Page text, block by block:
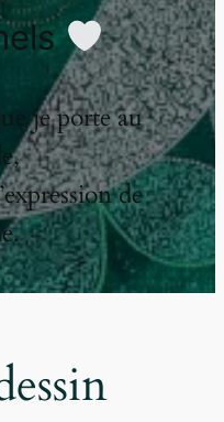
je porte au
de